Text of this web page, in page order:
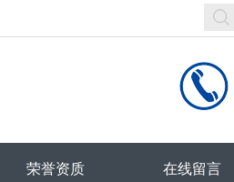
荣誉资质 在线留言